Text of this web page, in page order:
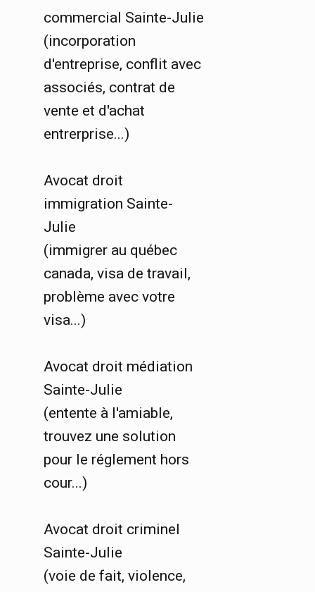
commercial Sainte-Julie
(incorporation
d'entreprise, conflit avec
associés, contrat de
vente et d'achat
entrerprise...)
Avocat droit
immigration Sainte-
Julie
(immigrer au québec
canada, visa de travail,
problème avec votre
visa...)
Avocat droit médiation
Sainte-Julie
(entente à l'amiable,
trouvez une solution
pour le réglement hors
cour...)
Avocat droit criminel
Sainte-Julie
(voie de fait, violence,